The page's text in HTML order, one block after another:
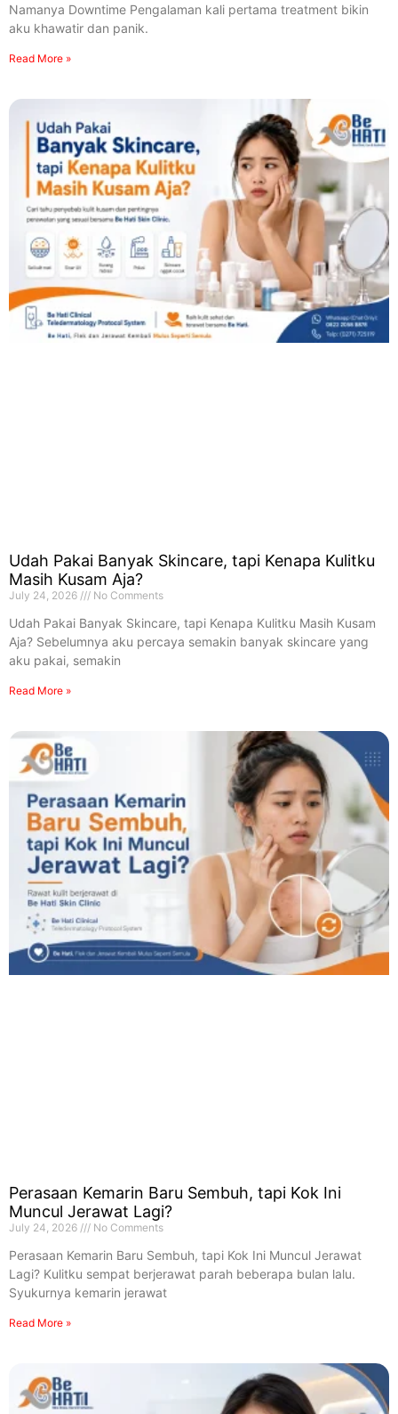
Namanya Downtime Pengalaman kali pertama treatment bikin
aku khawatir dan panik.
Read More »
Udah Pakai Banyak Skincare, tapi Kenapa Kulitku
Masih Kusam Aja?
July 24, 2026 No Comments
Udah Pakai Banyak Skincare, tapi Kenapa Kulitku Masih Kusam
Aja? Sebelumnya aku percaya semakin banyak skincare yang
aku pakai, semakin
Read More »
Perasaan Kemarin Baru Sembuh, tapi Kok Ini
Muncul Jerawat Lagi?
July 24, 2026 No Comments
Perasaan Kemarin Baru Sembuh, tapi Kok Ini Muncul Jerawat
Lagi? Kulitku sempat berjerawat parah beberapa bulan lalu.
Syukurnya kemarin jerawat
Read More »